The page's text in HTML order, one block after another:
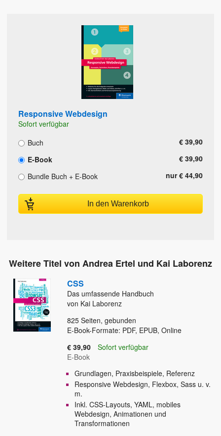
Responsive Webdesign
Sofort verfügbar
Buch
€ 39,90
E-Book
€ 39,90
Bundle Buch + E-Book
nur € 44,90
In den Warenkorb
Weitere Titel von Andrea Ertel und Kai Laborenz
CSS
Das umfassende Handbuch
von Kai Laborenz
825 Seiten, gebunden
E-Book-Formate: PDF, EPUB, Online
€ 39,90
Sofort verfügbar
E-Book
Grundlagen, Praxisbeispiele, Referenz
Responsive Webdesign, Flexbox, Sass u. v.
m.
Inkl. CSS-Layouts, YAML, mobiles
Webdesign, Animationen und
Transformationen